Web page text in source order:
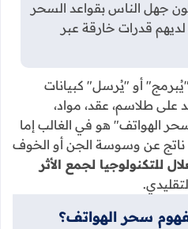
جهل الناس بقواعد السحر
لديهم قدرات خارقة عبر
أو "يُرسل" كبيانات
على طلاسم، عقد، مواد،
الهواتف" هو في الغالب إما
ناتج عن وسوسة الجن أو الخوف
للتكنولوجيا لجمع الأثر
سحر الهواتف؟